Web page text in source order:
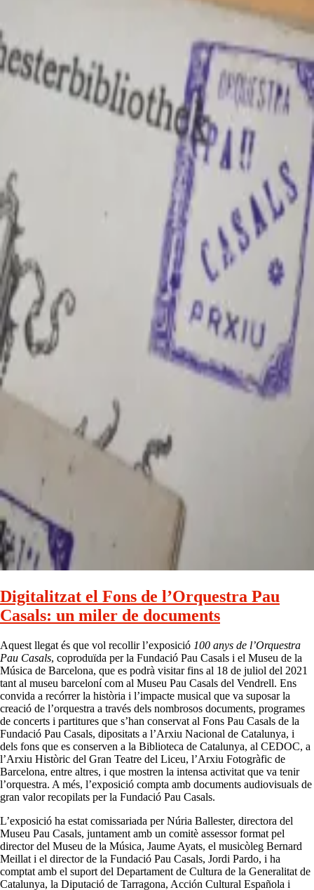
Digitalitzat el Fons de l’Orquestra Pau
Casals: un miler de documents
Aquest llegat és que vol recollir l’exposició 100 anys de l’Orquestra
Pau Casals, coproduïda per la Fundació Pau Casals i el Museu de la
Música de Barcelona, que es podrà visitar fins al 18 de juliol del 2021
tant al museu barceloní com al Museu Pau Casals del Vendrell. Ens
convida a recórrer la història i l’impacte musical que va suposar la
creació de l’orquestra a través dels nombrosos documents, programes
de concerts i partitures que s’han conservat al Fons Pau Casals de la
Fundació Pau Casals, dipositats a l’Arxiu Nacional de Catalunya, i
dels fons que es conserven a la Biblioteca de Catalunya, al CEDOC, a
l’Arxiu Històric del Gran Teatre del Liceu, l’Arxiu Fotogràfic de
Barcelona, entre altres, i que mostren la intensa activitat que va tenir
l’orquestra. A més, l’exposició compta amb documents audiovisuals de
gran valor recopilats per la Fundació Pau Casals.
L’exposició ha estat comissariada per Núria Ballester, directora del
Museu Pau Casals, juntament amb un comitè assessor format pel
director del Museu de la Música, Jaume Ayats, el musicòleg Bernard
Meillat i el director de la Fundació Pau Casals, Jordi Pardo, i ha
comptat amb el suport del Departament de Cultura de la Generalitat de
Catalunya, la Diputació de Tarragona, Acción Cultural Española i